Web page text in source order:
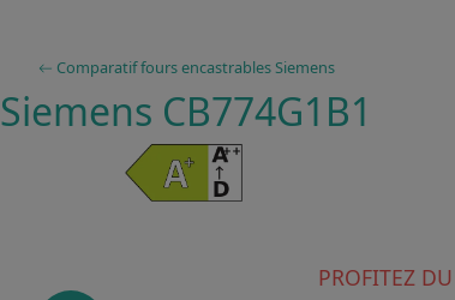
Comparatif fours encastrables Siemens
Siemens CB774G1B1
PROFITEZ